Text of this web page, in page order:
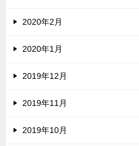
2020年2月
2020年1月
2019年12月
2019年11月
2019年10月